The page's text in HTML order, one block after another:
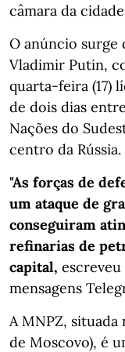
câmara da
O anúncio surge
Vladimir Putin,
quarta-feira (17)
de dois dias
Nações do
centro da Rússia.
"As forças de
um ataque de
conseguiram
refinarias de
capital, escreveu
mensagens
A MNPZ,
de Moscovo), é